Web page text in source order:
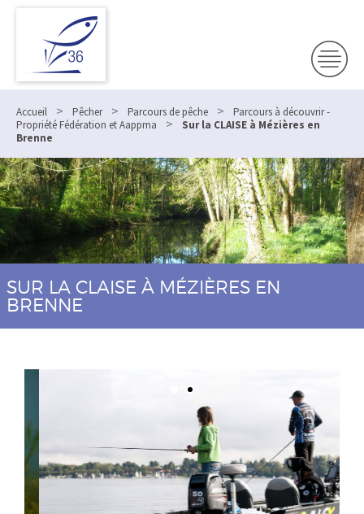
Accueil > Pêcher > Parcours de pêche >
Parcours à découvrir -
Propriété Fédération et Aappma
>
Sur la CLAISE à Mézières en
Brenne
SUR LA CLAISE À MÉZIÈRES EN
BRENNE